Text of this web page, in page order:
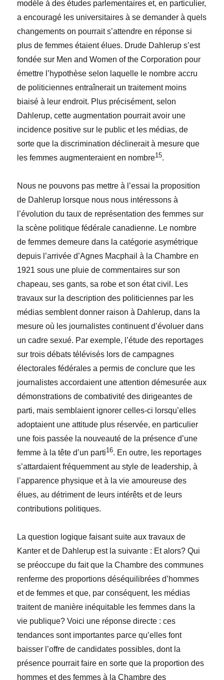
modèle à des études parlementaires et, en particulier,
a encouragé les universitaires à se demander à quels
changements on pourrait s’attendre en réponse si
plus de femmes étaient élues. Drude Dahlerup s’est
fondée sur Men and Women of the Corporation pour
émettre l’hypothèse selon laquelle le nombre accru
de politiciennes entraînerait un traitement moins
biaisé à leur endroit. Plus précisément, selon
Dahlerup, cette augmentation pourrait avoir une
incidence positive sur le public et les médias, de
sorte que la discrimination déclinerait à mesure que
les femmes augmenteraient en nombre15.
Nous ne pouvons pas mettre à l’essai la proposition
de Dahlerup lorsque nous nous intéressons à
l’évolution du taux de représentation des femmes sur
la scène politique fédérale canadienne. Le nombre
de femmes demeure dans la catégorie asymétrique
depuis l’arrivée d’Agnes Macphail à la Chambre en
1921 sous une pluie de commentaires sur son
chapeau, ses gants, sa robe et son état civil. Les
travaux sur la description des politiciennes par les
médias semblent donner raison à Dahlerup, dans la
mesure où les journalistes continuent d’évoluer dans
un cadre sexué. Par exemple, l’étude des reportages
sur trois débats télévisés lors de campagnes
électorales fédérales a permis de conclure que les
journalistes accordaient une attention démesurée aux
démonstrations de combativité des dirigeantes de
parti, mais semblaient ignorer celles-ci lorsqu’elles
adoptaient une attitude plus réservée, en particulier
une fois passée la nouveauté de la présence d’une
femme à la tête d’un parti16. En outre, les reportages
s’attardaient fréquemment au style de leadership, à
l’apparence physique et à la vie amoureuse des
élues, au détriment de leurs intérêts et de leurs
contributions politiques.
La question logique faisant suite aux travaux de
Kanter et de Dahlerup est la suivante : Et alors? Qui
se préoccupe du fait que la Chambre des communes
renferme des proportions déséquilibrées d’hommes
et de femmes et que, par conséquent, les médias
traitent de manière inéquitable les femmes dans la
vie publique? Voici une réponse directe : ces
tendances sont importantes parce qu’elles font
baisser l’offre de candidates possibles, dont la
présence pourrait faire en sorte que la proportion des
hommes et des femmes à la Chambre des